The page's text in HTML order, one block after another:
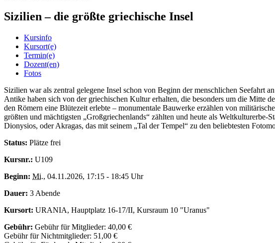
Sizilien – die größte griechische Insel
Kursinfo
Kursort(e)
Termin(e)
Dozent(en)
Fotos
Sizilien war als zentral gelegene Insel schon von Beginn der menschlichen Seefahrt
Antike haben sich von der griechischen Kultur erhalten, die besonders um die Mitte
den Römern eine Blütezeit erlebte – monumentale Bauwerke erzählen von
größten und mächtigsten „Großgriechenlands“ zählten und heute als
Dionysios, oder Akragas, das mit seinem „Tal der Tempel“ zu den beliebtesten
Status: Plätze frei
Kursnr.: U109
Beginn: Mi., 04.11.2026, 17:15 - 18:45 Uhr
Dauer: 3 Abende
Kursort: URANIA, Hauptplatz 16-17/II, Kursraum 10 "Uranus"
Gebühr: Gebühr für Mitglieder: 40,00 €
Gebühr für Nichtmitglieder: 51,00 €